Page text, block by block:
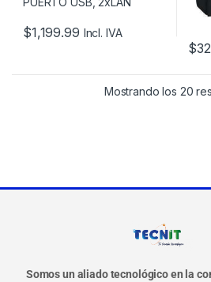
$1,199.99 Incl. IVA
$
Mostrando los 20
Somos un aliado tecnológico en la